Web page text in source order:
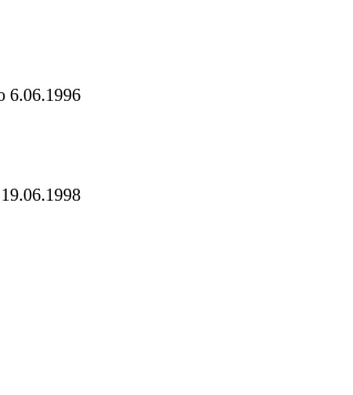
6.06.1996